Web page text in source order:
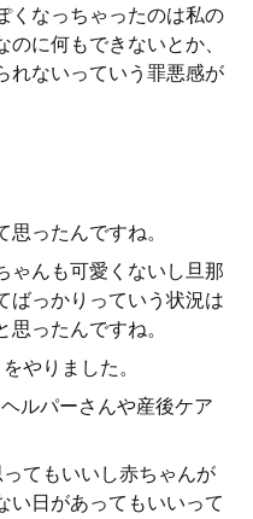
くなっちゃったのは私の
に何もできないとか、
れないっていう罪悪感が
ったんですね。
ゃんも可愛くないし旦那
ばっかりっていう状況は
ったんですね。
やりました。
ルパーさんや産後ケア
てもいいし赤ちゃんが
い日があってもいいって